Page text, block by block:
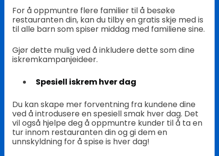
For å oppmuntre flere familier til å besøke
restauranten din, kan du tilby en gratis skje med is
til alle barn som spiser middag med familiene sine.
Gjør dette mulig ved å inkludere dette som dine
iskremkampanjeideer.
Spesiell iskrem hver dag
Du kan skape mer forventning fra kundene dine
ved å introdusere en spesiell smak hver dag. Det
vil også hjelpe deg å oppmuntre kunder til å ta en
tur innom restauranten din og gi dem en
unnskyldning for å spise is hver dag!